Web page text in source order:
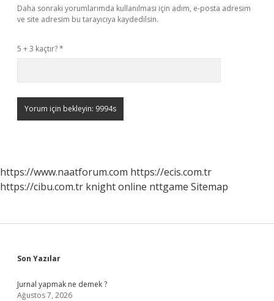
Daha sonraki yorumlarımda kullanılması için adım, e-posta adresim
ve site adresim bu tarayıcıya kaydedilsin.
5 + 3 kaçtır?*
https://www.naatforum.com https://ecis.com.tr
https://cibu.com.tr knight online nttgame Sitemap
Sidebar
Son Yazılar
Jurnal yapmak ne demek ?
Ağustos 7, 2026